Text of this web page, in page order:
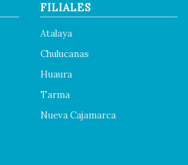
FILIALES
Atalaya
Chulucanas
Huaura
Tarma
Nueva Cajamarca